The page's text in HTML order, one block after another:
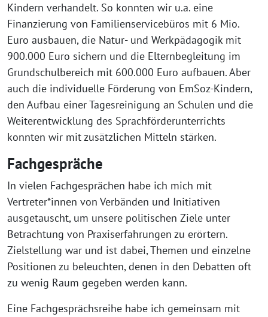
Kindern verhandelt. So konnten wir u.a. eine
Finanzierung von Familienservicebüros mit 6 Mio.
Euro ausbauen, die Natur- und Werkpädagogik mit
900.000 Euro sichern und die Elternbegleitung im
Grundschulbereich mit 600.000 Euro aufbauen. Aber
auch die individuelle Förderung von EmSoz-Kindern,
den Aufbau einer Tagesreinigung an Schulen und die
Weiterentwicklung des Sprachförderunterrichts
konnten wir mit zusätzlichen Mitteln stärken.
Fachgespräche
In vielen Fachgesprächen habe ich mich mit
Vertreter*innen von Verbänden und Initiativen
ausgetauscht, um unsere politischen Ziele unter
Betrachtung von Praxiserfahrungen zu erörtern.
Zielstellung war und ist dabei, Themen und einzelne
Positionen zu beleuchten, denen in den Debatten oft
zu wenig Raum gegeben werden kann.
Eine Fachgesprächsreihe habe ich gemeinsam mit